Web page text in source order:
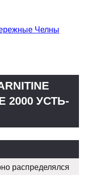
Челны
2000 УСТЬ-
распределялся